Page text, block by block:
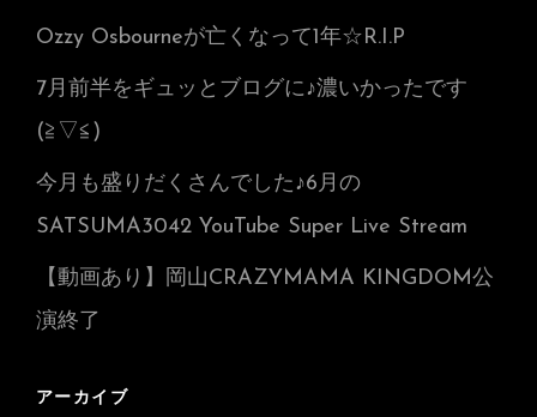
Ozzy Osbourneが亡くなって1年☆R.I.P
7月前半をギュッとブログに♪濃いかったです
(≧▽≦)
今月も盛りだくさんでした♪6月の
SATSUMA3042 YouTube Super Live Stream
【動画あり】岡山CRAZYMAMA KINGDOM公
演終了
アーカイブ